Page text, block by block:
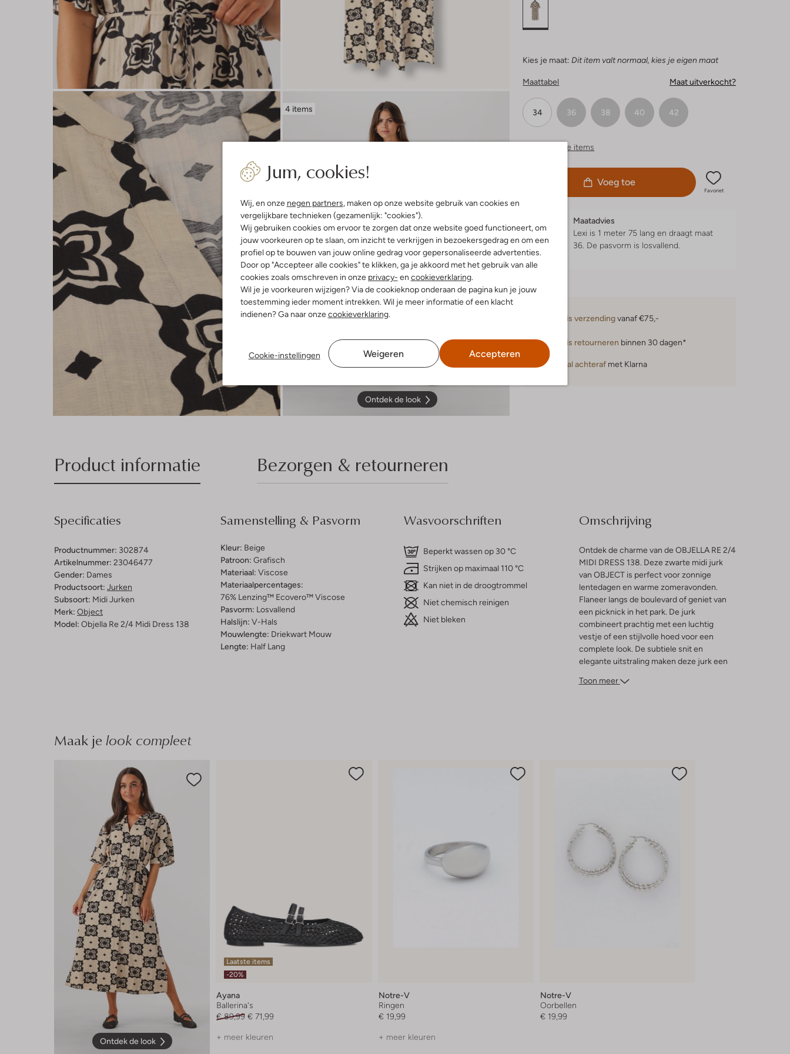
Jum, cookies!
Wij, en onze negen partners, maken op onze website gebruik van cookies en
vergelijkbare technieken (gezamenlijk: "cookies").
Wij gebruiken cookies om ervoor te zorgen dat onze website goed functioneert, om
jouw voorkeuren op te slaan, om inzicht te verkrijgen in bezoekersgedrag en om een
profiel op te bouwen van jouw online gedrag voor gepersonaliseerde advertenties.
Door op "Accepteer alle cookies" te klikken, ga je akkoord met het gebruik van alle
cookies zoals omschreven in onze privacy- en cookieverklaring.
Wil je je voorkeuren wijzigen? Via de cookieknop onderaan de pagina kun je jouw
toestemming ieder moment intrekken. Wil je meer informatie of een klacht
indienen? Ga naar onzecookieverklaring.
Cookie-instellingen Weigeren Accepteren
4 items
Ontdek de look
Kies je maat: Dit item valt normaal, kies je eigen maat
Maattabel Maat uitverkocht?
34 36 38 40 42
Vergelijkbare items
Voeg toe
Favoriet
Maatadvies
Lexi is 1 meter 75 lang en draagt maat
36. De pasvorm is losvallend.
Gratis verzendingvanaf €75,-
Gratis retourneren binnen 30 dagen*
Betaal achteraf met Klarna
Product informatie Bezorgen & retourneren
Specificaties
Productnummer: 302874
Artikelnummer: 23046477
Gender: Dames
Productsoort: Jurken
Subsoort: Midi Jurken
Merk: Object
Model: Objella Re 2/4 Midi Dress 138
Samenstelling & Pasvorm
Kleur: Beige
Patroon: Grafisch
Materiaal: Viscose
Materiaalpercentages:
76% Lenzing™ Ecovero™ Viscose
Pasvorm: Losvallend
Halslijn: V-Hals
Mouwlengte: Driekwart Mouw
Lengte: Half Lang
Wasvoorschriften
Beperkt wassen op 30 °C
Strijken op maximaal 110 °C
Kan niet in de droogtrommel
Niet chemisch reinigen
Niet bleken
Omschrijving
Ontdek de charme van de OBJELLA RE 2/4
MIDI DRESS 138. Deze zwarte midi jurk
van OBJECT is perfect voor zonnige
lentedagen en warme zomeravonden.
Flaneer langs de boulevard of geniet van
een picknick in het park. De jurk
combineert prachtig met een luchtig
vestje of een stijlvolle hoed voor een
complete look. De subtiele snit en
elegante uitstraling maken deze jurk een
een paar sandalen toe en je bent klaar voor
Toon meer
Maak je look compleet
Ontdek de look
Laatste items
-20%
Ayana
Ballerina's
€ 89,99 € 71,99
+ meer kleuren
Notre-V
Ringen
€ 19,99
+ meer kleuren
Notre-V
Oorbellen
€ 19,99